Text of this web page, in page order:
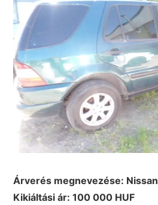
Árverés megnevezése: Nissan
Kikiáltási ár: 100 000 HUF